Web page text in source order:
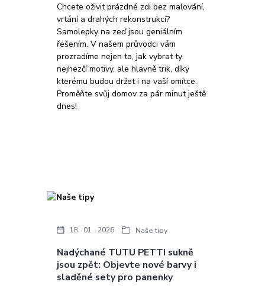
Chcete oživit prázdné zdi bez malování,
vrtání a drahých rekonstrukcí?
Samolepky na zeď jsou geniálním
řešením. V našem průvodci vám
prozradíme nejen to, jak vybrat ty
nejhezčí motivy, ale hlavně trik, díky
kterému budou držet i na vaší omítce.
Proměňte svůj domov za pár minut ještě
dnes!
Nadýchané TUTU PETTI sukně
jsou zpět: Objevte nové barvy i
sladěné sety pro panenky
18 01 2026 Naše tipy